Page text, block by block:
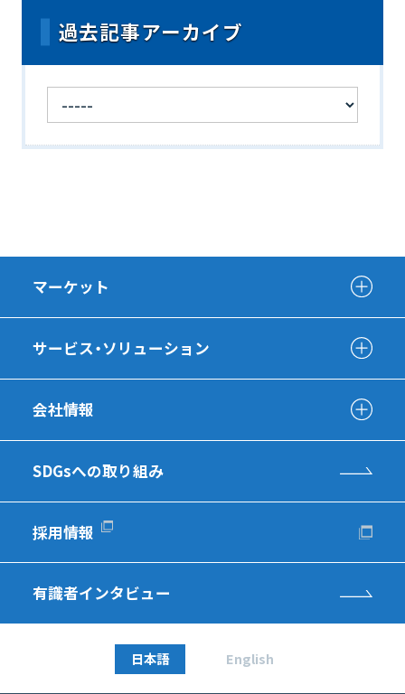
過去記事アーカイブ
マーケット
サービス・ソリューション
会社情報
SDGsへの取り組み
採用情報
有識者インタビュー
日本語 English